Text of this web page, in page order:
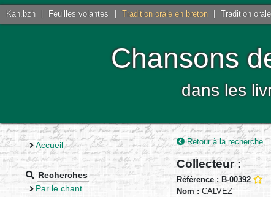
Kan.bzh Feuilles volantes Tradition orale en breton Tradition
Chansons
dans les
Accueil
Recherches
Par le chant
Retour à la recherche
Collecteur :
Référence : B-00392
Nom : CALVEZ